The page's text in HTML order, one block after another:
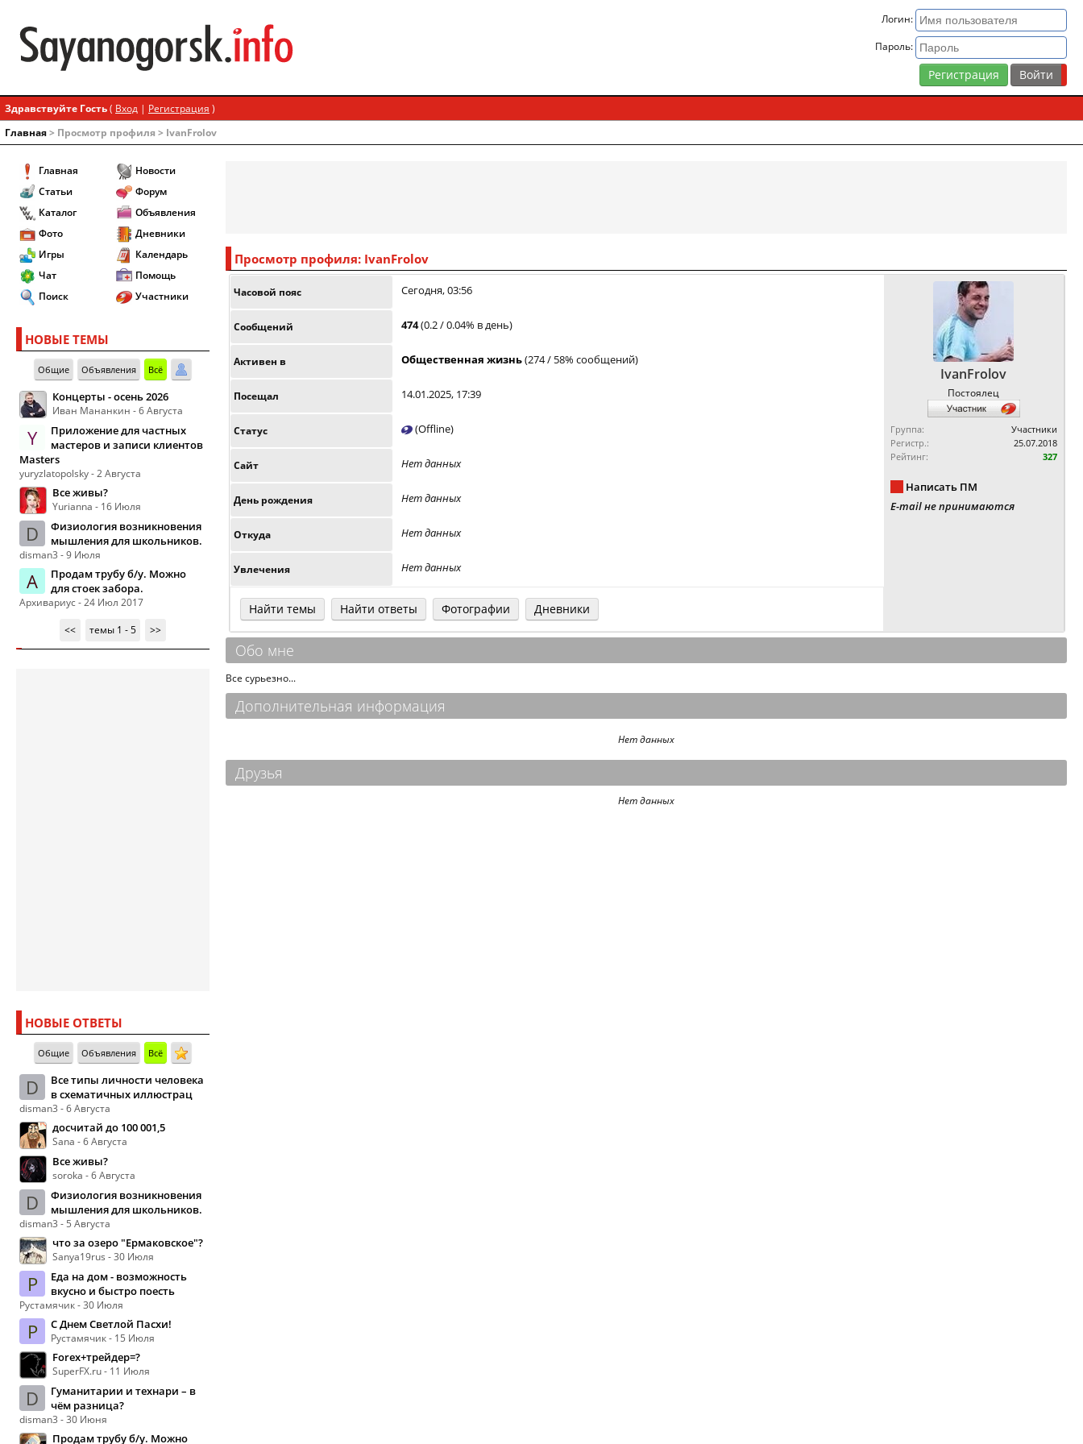
Логин:
Пароль:
Регистрация
Здравствуйте Гость( Вход | Регистрация )
Главная> Просмотр профиля > IvanFrolov
Главная
Статьи
Каталог
Фото
Игры
Чат
Поиск
Новости
Форум
Объявления
Дневники
Календарь
Помощь
Участники
НОВЫЕ ТЕМЫ
Общие Объявления Всё
Концерты - осень 2026
Иван Мананкин - 6 Августа
Y
Приложение для частных
мастеров и записи клиентов
Masters
yuryzlatopolsky - 2 Августа
Все живы?
Yurianna - 16 Июля
D
Физиология возникновения
мышления для школьников.
disman3 - 9 Июля
А
Продам трубу б/у. Можно
для стоек забора.
Архивариус - 24 Июл 2017
<<
темы 1 - 5 >>
НОВЫЕ ОТВЕТЫ
Общие Объявления Всё
D
Все типы личности человека
в схематичных иллюстрац
disman3 - 6 Августа
досчитай до 100 001,5
Sana - 6 Августа
Все живы?
soroka - 6 Августа
D
Физиология возникновения
мышления для школьников.
disman3 - 5 Августа
что за озеро "Ермаковское"?
Sanya19rus - 30 Июля
Р
Еда на дом - возможность
вкусно и быстро поесть
Рустамячик - 30 Июля
Р С Днем Светлой Пасхи!
Рустамячик - 15 Июля
Forex+трейдер=?
SuperFX.ru - 11 Июля
D
Гуманитарии и технари – в
чём разница?
disman3 - 30 Июня
Продам трубу б/у. Можно
Просмотр профиля: IvanFrolov
IvanFrolov
Постоялец
Группа:
Участники
Регистр.:
25.07.2018
Рейтинг:
327
Написать ПМ
E-mail не принимаются
Часовой пояс Сегодня, 03:56
Сообщений 474(0.2 / 0.04% в день)
Активен в Общественная жизнь(274 / 58% сообщений)
Посещал 14.01.2025, 17:39
Статус (Offline)
Сайт Нет данных
День рождения Нет данных
Откуда Нет данных
Увлечения Нет данных
Найти темы Найти ответы Фотографии Дневники
Обо мне
Все сурьезно...
Дополнительная информация
Нет данных
Друзья
Нет данных